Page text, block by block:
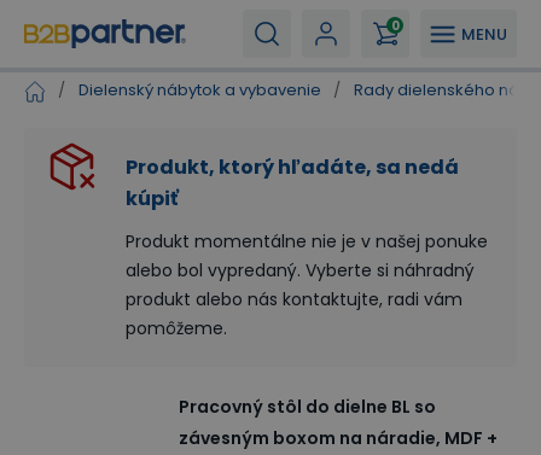
MENU
0
/ Dielenský nábytok a vybavenie / Rady dielenského
Pracovný stôl do dielne BL so
závesným boxom na náradie, MDF +
Produkt, ktorý hľadáte, sa nedá
kúpiť
Produkt momentálne nie je v našej ponuke
alebo bol vypredaný. Vyberte si náhradný
produkt alebo nás kontaktujte, radi vám
pomôžeme.